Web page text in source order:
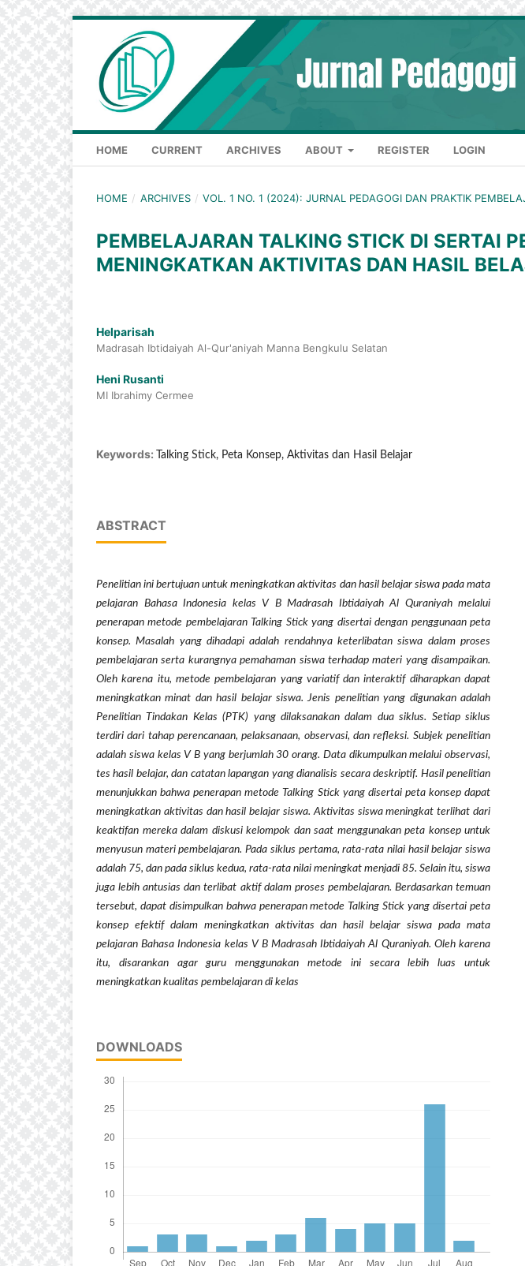
HOME CURRENT ARCHIVES ABOUT REGISTER LOGIN
HOME / ARCHIVES / VOL. 1 NO. 1 (2024): JURNAL PEDAGOGI DAN PRAKTIK
PEMBELAJARAN TALKING STICK DI SERTAI
MENINGKATKAN AKTIVITAS DAN HASIL
Helparisah
Madrasah Ibtidaiyah Al-Qur'aniyah Manna Bengkulu Selatan
Heni Rusanti
MI Ibrahimy Cermee
Keywords: Talking Stick, Peta Konsep, Aktivitas dan Hasil Belajar
ABSTRACT
Penelitian ini bertujuan untuk meningkatkan aktivitas dan hasil belajar siswa pada mata
pelajaran Bahasa Indonesia kelas V B Madrasah Ibtidaiyah Al Quraniyah melalui
penerapan metode pembelajaran Talking Stick yang disertai dengan penggunaan peta
konsep. Masalah yang dihadapi adalah rendahnya keterlibatan siswa dalam proses
pembelajaran serta kurangnya pemahaman siswa terhadap materi yang disampaikan.
Oleh karena itu, metode pembelajaran yang variatif dan interaktif diharapkan dapat
meningkatkan minat dan hasil belajar siswa. Jenis penelitian yang digunakan adalah
Penelitian Tindakan Kelas (PTK) yang dilaksanakan dalam dua siklus. Setiap siklus
terdiri dari tahap perencanaan, pelaksanaan, observasi, dan refleksi. Subjek penelitian
adalah siswa kelas V B yang berjumlah 30 orang. Data dikumpulkan melalui observasi,
tes hasil belajar, dan catatan lapangan yang dianalisis secara deskriptif. Hasil penelitian
menunjukkan bahwa penerapan metode Talking Stick yang disertai peta konsep dapat
meningkatkan aktivitas dan hasil belajar siswa. Aktivitas siswa meningkat terlihat dari
keaktifan mereka dalam diskusi kelompok dan saat menggunakan peta konsep untuk
menyusun materi pembelajaran. Pada siklus pertama, rata-rata nilai hasil belajar siswa
adalah 75, dan pada siklus kedua, rata-rata nilai meningkat menjadi 85. Selain itu, siswa
juga lebih antusias dan terlibat aktif dalam proses pembelajaran. Berdasarkan temuan
tersebut, dapat disimpulkan bahwa penerapan metode Talking Stick yang disertai peta
konsep efektif dalam meningkatkan aktivitas dan hasil belajar siswa pada mata
pelajaran Bahasa Indonesia kelas V B Madrasah Ibtidaiyah Al Quraniyah. Oleh karena
itu, disarankan agar guru menggunakan metode ini secara lebih luas untuk
meningkatkan kualitas pembelajaran di kelas
DOWNLOADS